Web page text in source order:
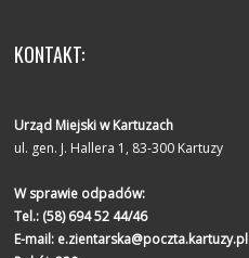
KONTAKT:
Urząd Miejski w Kartuzach
ul. gen. J. Hallera 1, 83-300 Kartuzy
W sprawie odpadów:
Tel.: (58) 694 52 44/46
E-mail: e.zientarska@poczta.kartuzy.pl